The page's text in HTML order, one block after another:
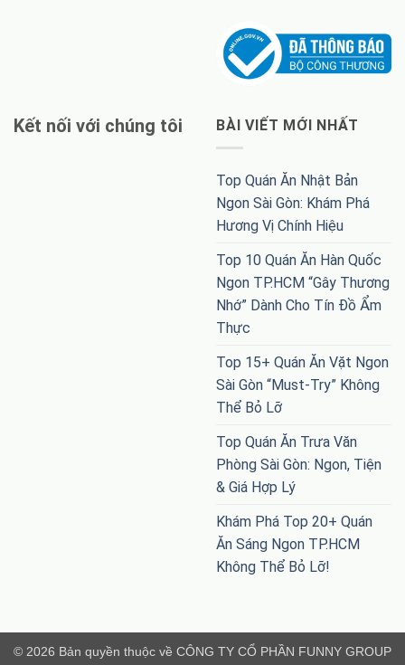
Kết nối với chúng tôi BÀI VIẾT MỚI NHẤT
Top Quán Ăn Nhật Bản
Ngon Sài Gòn: Khám Phá
Hương Vị Chính Hiệu
Top 10 Quán Ăn Hàn Quốc
Ngon TP.HCM “Gây Thương
Nhớ” Dành Cho Tín Đồ Ẩm
Thực
Top 15+ Quán Ăn Vặt Ngon
Sài Gòn “Must-Try” Không
Thể Bỏ Lỡ
Top Quán Ăn Trưa Văn
Phòng Sài Gòn: Ngon, Tiện
& Giá Hợp Lý
Khám Phá Top 20+ Quán
Ăn Sáng Ngon TP.HCM
Không Thể Bỏ Lỡ!
© 2026 Bản quyền thuộc về CÔNG TY CỔ PHẦN FUNNY GROUP